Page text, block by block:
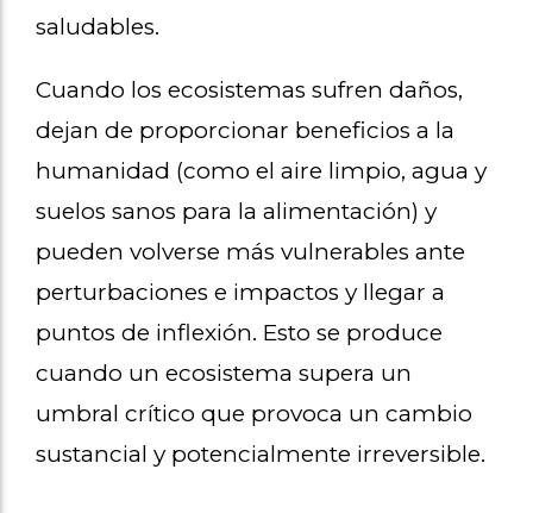
saludables.
Cuando los ecosistemas sufren daños,
dejan de proporcionar beneficios a la
humanidad (como el aire limpio, agua y
suelos sanos para la alimentación) y
pueden volverse más vulnerables ante
perturbaciones e impactos y llegar a
puntos de inflexión. Esto se produce
cuando un ecosistema supera un
umbral crítico que provoca un cambio
sustancial y potencialmente irreversible.